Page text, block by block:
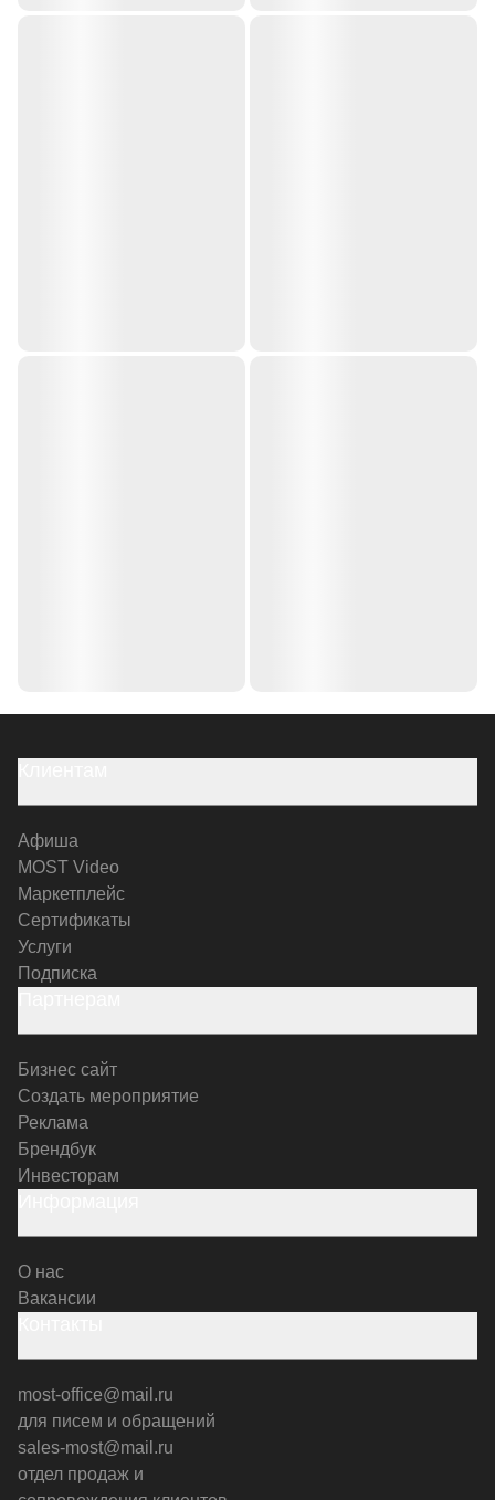
Афиша
MOST Video
Маркетплейс
Сертификаты
Услуги
Подписка
Бизнес сайт
Создать мероприятие
Реклама
Брендбук
Инвесторам
О нас
Вакансии
most-office@mail.ru
для писем и обращений
sales-most@mail.ru
отдел продаж и